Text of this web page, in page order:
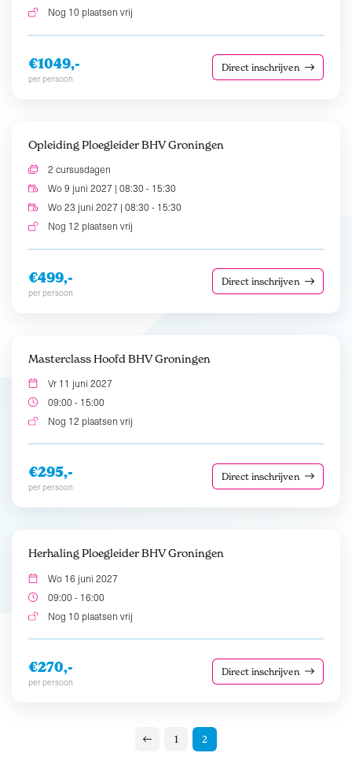
Nog 10 plaatsen vrij
€1049,-
per persoon
Direct inschrijven
Opleiding Ploegleider BHV Groningen
2 cursusdagen
Wo 9 juni 2027 | 08:30 - 15:30
Wo 23 juni 2027 | 08:30 - 15:30
Nog 12 plaatsen vrij
€499,-
per persoon
Direct inschrijven
Masterclass Hoofd BHV Groningen
Vr 11 juni 2027
09:00 - 15:00
Nog 12 plaatsen vrij
€295,-
per persoon
Direct inschrijven
Herhaling Ploegleider BHV Groningen
Wo 16 juni 2027
09:00 - 16:00
Nog 10 plaatsen vrij
€270,-
per persoon
Direct inschrijven
1 2